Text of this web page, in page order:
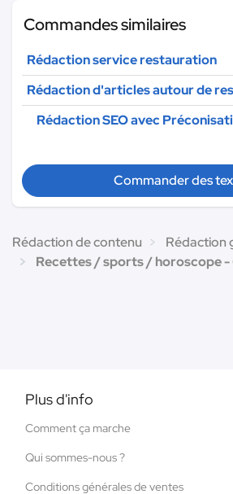
Commandes similaires
Rédaction service restauration
Rédaction d'articles autour de
Rédaction SEO avec
Commander des
Rédaction de contenu
Rédaction
Recettes / sports / horoscope -
Plus d'info
Comment ça marche
Qui sommes-nous ?
Conditions générales de ventes